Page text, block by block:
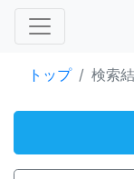
トップ 検索